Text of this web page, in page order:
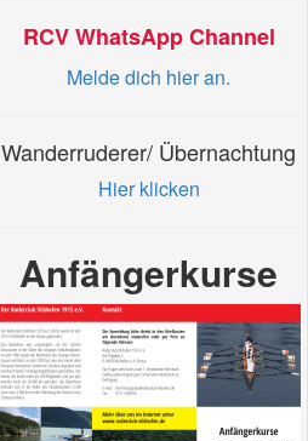
RCV WhatsApp Channel
Melde dich hier an.
Wanderruderer/ Übernachtung
Hier klicken
Anfängerkurse